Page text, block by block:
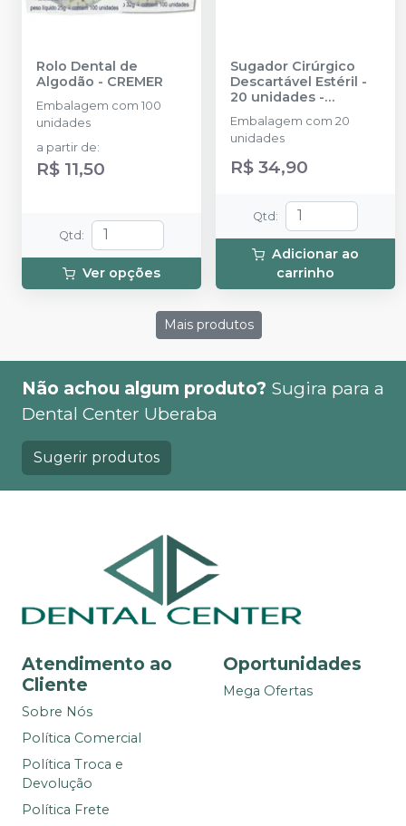
Rolo Dental de
Algodão - CREMER
Embalagem com 100
unidades
a partir de:
R$ 11,50
Qtd :
Ver opções
Sugador Cirúrgico
Descartável Estéril -
20 unidades -
INDUSBELLO
Embalagem com 20
unidades
R$ 34,90
Qtd :
Adicionar ao
carrinho
Mais produtos
Não achou algum produto? Sugira para a
Dental Center Uberaba
Sugerir produtos
Atendimento ao
Cliente
Sobre Nós
Política Comercial
Política Troca e
Devolução
Política Frete
Oportunidades
Mega Ofertas